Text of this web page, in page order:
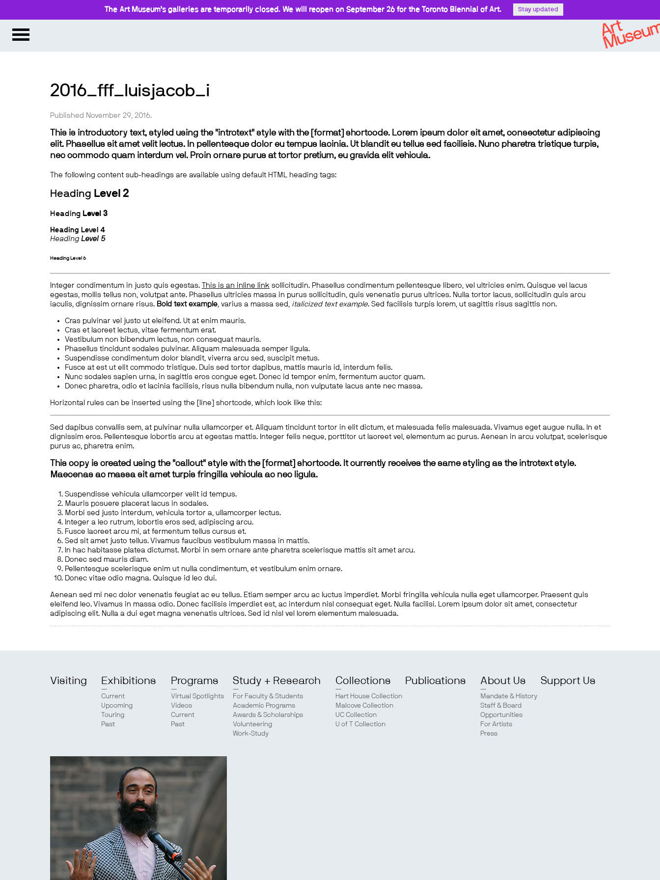
The Art Museum’s galleries are temporarily closed. We will reopen on September 26 for the Toronto Biennial of Art. Stay updated
2016_fff_luisjacob_i
Published November 29, 2016.
This is introductory text, styled using the "introtext" style with the [format] shortcode. Lorem ipsum dolor sit amet, consectetur adipiscing
elit. Phasellus sit amet velit lectus. In pellentesque dolor eu tempus lacinia. Ut blandit eu tellus sed facilisis. Nunc pharetra tristique turpis,
nec commodo quam interdum vel. Proin ornare purus at tortor pretium, eu gravida elit vehicula.
The following content sub-headings are available using default HTML heading tags:
Heading Level 2
Heading Level 3
Heading Level 4
Heading Level 5
Heading Level 6
Integer condimentum in justo quis egestas. This is an inline link sollicitudin. Phasellus condimentum pellentesque libero, vel ultricies enim. Quisque vel lacus
egestas, mollis tellus non, volutpat ante. Phasellus ultricies massa in purus sollicitudin, quis venenatis purus ultrices. Nulla tortor lacus, sollicitudin quis arcu
iaculis, dignissim ornare risus. Bold text example, varius a massa sed, italicized text example. Sed facilisis turpis lorem, ut sagittis risus sagittis non.
Cras pulvinar vel justo ut eleifend. Ut at enim mauris.
Cras et laoreet lectus, vitae fermentum erat.
Vestibulum non bibendum lectus, non consequat mauris.
Phasellus tincidunt sodales pulvinar. Aliquam malesuada semper ligula.
Suspendisse condimentum dolor blandit, viverra arcu sed, suscipit metus.
Fusce at est ut elit commodo tristique. Duis sed tortor dapibus, mattis mauris id, interdum felis.
Nunc sodales sapien urna, in sagittis eros congue eget. Donec id tempor enim, fermentum auctor quam.
Donec pharetra, odio et lacinia facilisis, risus nulla bibendum nulla, non vulputate lacus ante nec massa.
Horizontal rules can be inserted using the [line] shortcode, which look like this:
Sed dapibus convallis sem, at pulvinar nulla ullamcorper et. Aliquam tincidunt tortor in elit dictum, et malesuada felis malesuada. Vivamus eget augue nulla. In et
dignissim eros. Pellentesque lobortis arcu at egestas mattis. Integer felis neque, porttitor ut laoreet vel, elementum ac purus. Aenean in arcu volutpat, scelerisque
purus ac, pharetra enim.
This copy is created using the "callout" style with the [format] shortcode. It currently receives the same styling as the introtext style.
Maecenas ac massa sit amet turpis fringilla vehicula ac nec ligula.
Suspendisse vehicula ullamcorper velit id tempus.
Mauris posuere placerat lacus in sodales.
Morbi sed justo interdum, vehicula tortor a, ullamcorper lectus.
Integer a leo rutrum, lobortis eros sed, adipiscing arcu.
Fusce laoreet arcu mi, at fermentum tellus cursus et.
Sed sit amet justo tellus. Vivamus faucibus vestibulum massa in mattis.
In hac habitasse platea dictumst. Morbi in sem ornare ante pharetra scelerisque mattis sit amet arcu.
Donec sed mauris diam.
Pellentesque scelerisque enim ut nulla condimentum, et vestibulum enim ornare.
Donec vitae odio magna. Quisque id leo dui.
Aenean sed mi nec dolor venenatis feugiat ac eu tellus. Etiam semper arcu ac luctus imperdiet. Morbi fringilla vehicula nulla eget ullamcorper. Praesent quis
eleifend leo. Vivamus in massa odio. Donec facilisis imperdiet est, ac interdum nisl consequat eget. Nulla facilisi. Lorem ipsum dolor sit amet, consectetur
adipiscing elit. Nulla a dui eget magna venenatis ultrices. Sed id nisl vel lorem elementum malesuada.
Visiting Exhibitions
Current
Upcoming
Touring
Past
Programs
Virtual Spotlights
Videos
Current
Past
Study + Research
For Faculty & Students
Academic Programs
Awards & Scholarships
Volunteering
Work-Study
Collections
Hart House Collection
Malcove Collection
UC Collection
U of T Collection
Publications About Us
Mandate & History
Staff & Board
Opportunities
For Artists
Press
Support Us